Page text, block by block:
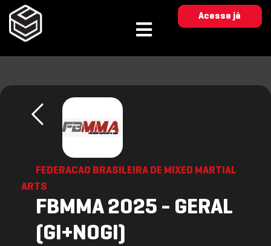
Acesse já
FEDERACAO BRASILEIRA DE MIXED MARTIAL
ARTS
FBMMA 2025 - GERAL
(GI+NOGI)